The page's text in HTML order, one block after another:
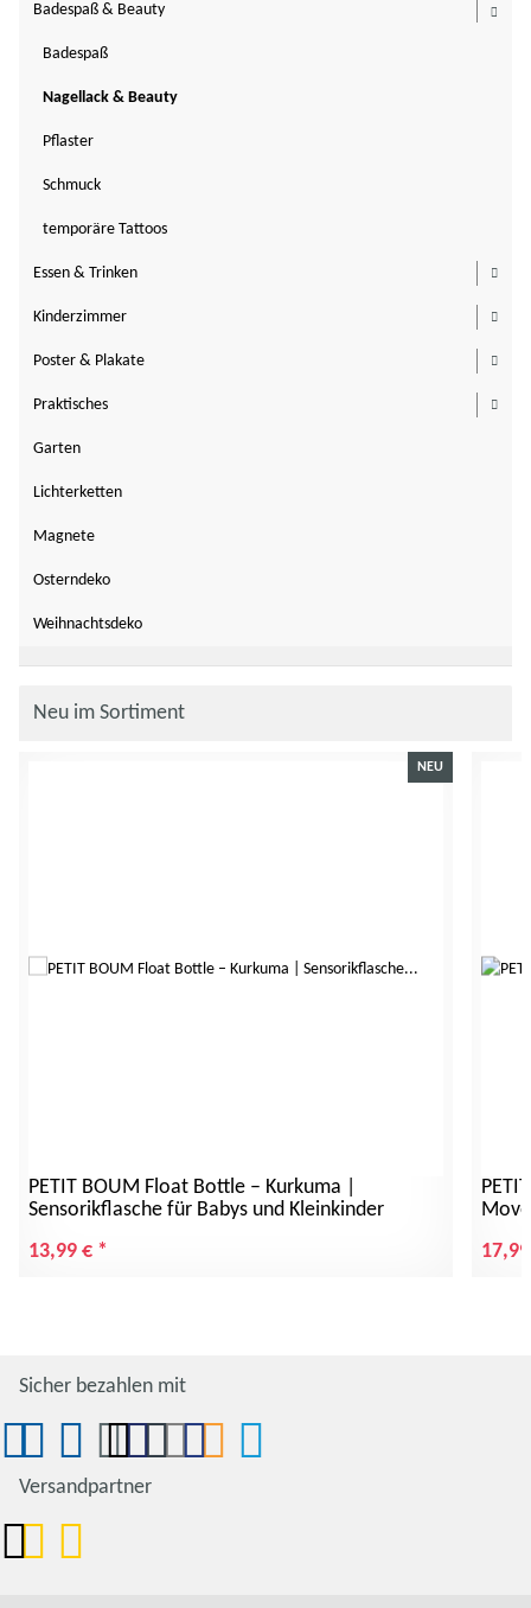
Badespaß & Beauty
Badespaß
Nagellack & Beauty
Pflaster
Schmuck
temporäre Tattoos
Essen & Trinken
Kinderzimmer
Poster & Plakate
Praktisches
Garten
Lichterketten
Magnete
Osterndeko
Weihnachtsdeko
Neu im Sortiment
NEU
PETIT BOUM Float Bottle – Kurkuma |
Sensorikflasche für Babys und Kleinkinder
13,99 € *
Sicher bezahlen mit
Versandpartner